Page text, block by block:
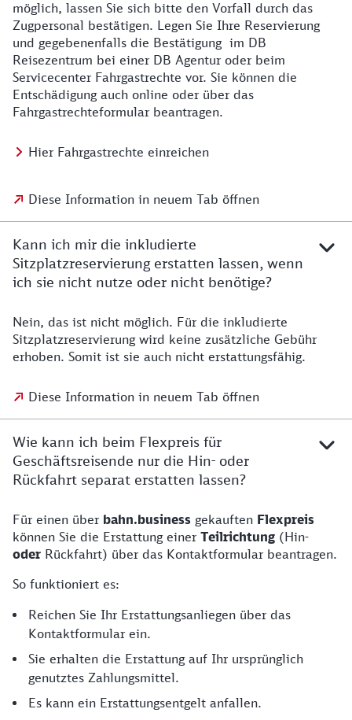
möglich, lassen Sie sich bitte den Vorfall durch das
Zugpersonal bestätigen. Legen Sie Ihre Reservierung
und gegebenenfalls die Bestätigung im DB
Reisezentrum bei einer DB Agentur oder beim
Servicecenter Fahrgastrechte vor. Sie können die
Entschädigung auch online oder über das
Fahrgastrechteformular beantragen.
Hier Fahrgastrechte einreichen
Diese Information in neuem Tab öffnen
Kann ich mir die inkludierte
Sitzplatzreservierung erstatten lassen, wenn
ich sie nicht nutze oder nicht benötige?
Nein, das ist nicht möglich. Für die inkludierte
Sitzplatzreservierung wird keine zusätzliche Gebühr
erhoben. Somit ist sie auch nicht erstattungsfähig.
Diese Information in neuem Tab öffnen
Wie kann ich beim Flexpreis für
Geschäftsreisende nur die Hin- oder
Rückfahrt separat erstatten lassen?
Für einen über bahn.business gekauften Flexpreis
können Sie die Erstattung einer Teilrichtung (Hin-
oder Rückfahrt) über das Kontaktformular beantragen.
So funktioniert es:
Reichen Sie Ihr Erstattungsanliegen über das
Kontaktformular ein.
Sie erhalten die Erstattung auf Ihr ursprünglich
genutztes Zahlungsmittel.
Es kann ein Erstattungsentgelt anfallen.